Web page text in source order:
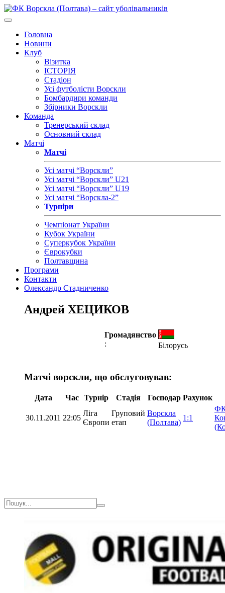
Головна
Новини
Клуб
Візитка
ІСТОРІЯ
Стадіон
Усі футболісти Ворскли
Бомбардири команди
Збірники Ворскли
Команда
Тренерський склад
Основний склад
Матчі
Матчі
Усі матчі “Ворскли”
Усі матчі “Ворскли” U21
Усі матчі “Ворскли” U19
Усі матчі “Ворскла-2”
Турніри
Чемпіонат України
Кубок України
Суперкубок України
Єврокубки
Полтавщина
Програми
Контакти
Олександр Стадниченко
Андрей ХЕЦИКОВ
Громадянство
:
Білорусь
Матчі ворскли, що обслуговував:
Дата Час Турнір Стадія Господар Рахунок
30.11.2011 22:05
Ліга
Європи
Груповий
етап
Ворскла
(Полтава)
1:1